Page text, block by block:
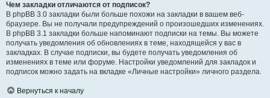
Чем закладки отличаются от подписок?
В phpBB 3.0 закладки были больше похожи на закладки в вашем веб-
браузере. Вы не получали предупреждений о произошедших изменениях.
В phpBB 3.1 закладки больше напоминают подписки на темы. Вы можете
получать уведомления об обновлениях в теме, находящейся у вас в
закладках. В случае подписки, вы будете получать уведомления об
изменениях в теме или форуме. Настройки уведомлений для закладок и
подписок можно задать на вкладке «Личные настройки» личного раздела.
Вернуться к началу